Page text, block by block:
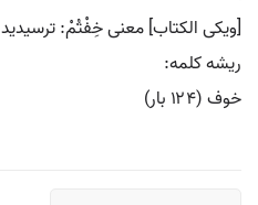
[ویکی الکتاب] معنی خِفْتُمْ: ترسیدید
ریشه کلمه:
خوف (۱۲۴ بار)